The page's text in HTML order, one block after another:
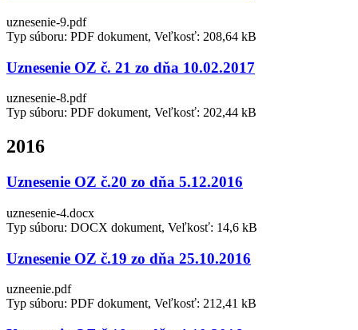
uznesenie-9.pdf
Typ súboru: PDF dokument, Veľkosť: 208,64 kB
Uznesenie OZ č. 21 zo dňa 10.02.2017
uznesenie-8.pdf
Typ súboru: PDF dokument, Veľkosť: 202,44 kB
2016
Uznesenie OZ č.20 zo dňa 5.12.2016
uznesenie-4.docx
Typ súboru: DOCX dokument, Veľkosť: 14,6 kB
Uznesenie OZ č.19 zo dňa 25.10.2016
uzneenie.pdf
Typ súboru: PDF dokument, Veľkosť: 212,41 kB